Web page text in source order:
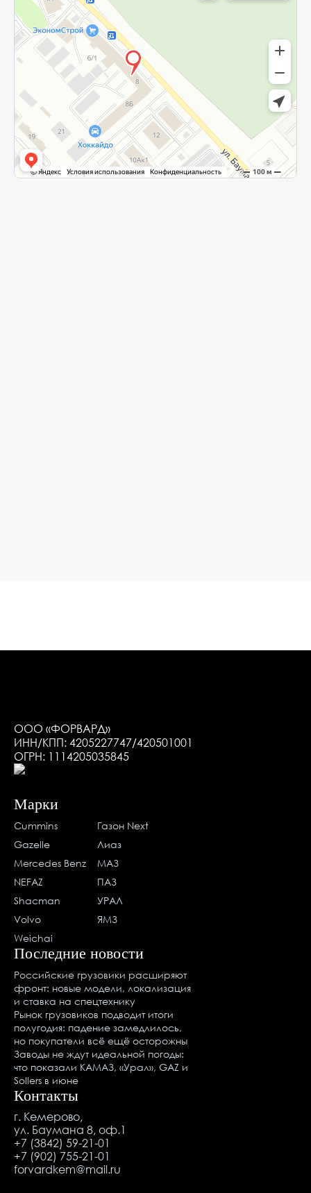
ООО «ФОРВАРД»
ИНН/КПП: 4205227747/420501001
ОГРН: 1114205035845
Марки
Cummins
Gazelle
Mercedes Benz
NEFAZ
Shacman
Volvo
Weichai
Газон Next
Лиаз
МАЗ
ПАЗ
УРАЛ
ЯМЗ
Последние новости
Российские грузовики расширяют
фронт: новые модели, локализация
и ставка на спецтехнику
Рынок грузовиков подводит итоги
полугодия: падение замедлилось,
но покупатели всё ещё осторожны
Заводы не ждут идеальной погоды:
что показали КАМАЗ, «Урал», GAZ и
Sollers в июне
Контакты
г. Кемерово,
ул. Баумана 8, оф.1
+7 (3842) 59-21-01
+7 (902) 755-21-01
forvardkem@mail.ru